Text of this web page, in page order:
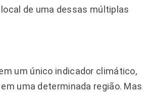
de uma dessas múltiplas
um único indicador climático,
uma determinada região. Mas